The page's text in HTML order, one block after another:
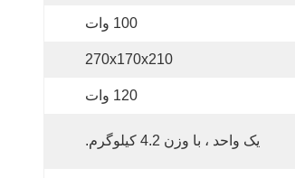
100 وات
270x170x210
120 وات
یک واحد ، با وزن 4.2 کیلوگرم.